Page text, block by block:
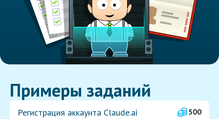
Примеры заданий
Регистрация аккаунта Claude.ai
500